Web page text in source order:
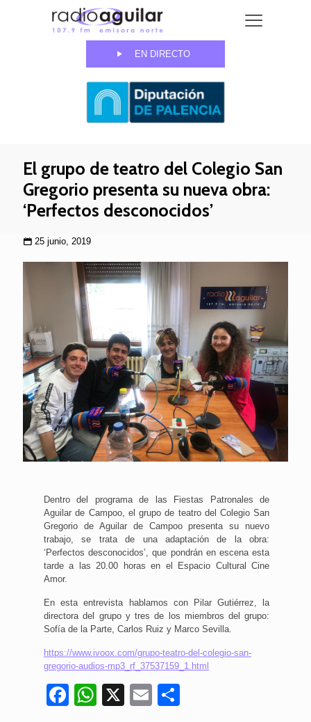
EN DIRECTO
El grupo de teatro del Colegio San
Gregorio presenta su nueva obra:
‘Perfectos desconocidos’
25 junio, 2019
Dentro del programa de las Fiestas Patronales de
Aguilar de Campoo, el grupo de teatro del Colegio San
Gregorio de Aguilar de Campoo presenta su nuevo
trabajo, se trata de una adaptación de la obra:
‘Perfectos desconocidos’, que pondrán en escena esta
tarde a las 20.00 horas en el Espacio Cultural Cine
Amor.
En esta entrevista hablamos con Pilar Gutiérrez, la
directora del grupo y tres de los miembros del grupo:
Sofía de la Parte, Carlos Ruiz y Marco Sevilla.
https://www.ivoox.com/grupo-teatro-del-colegio-san-
gregorio-audios-mp3_rf_37537159_1.html
Facebook
WhatsApp
X Email